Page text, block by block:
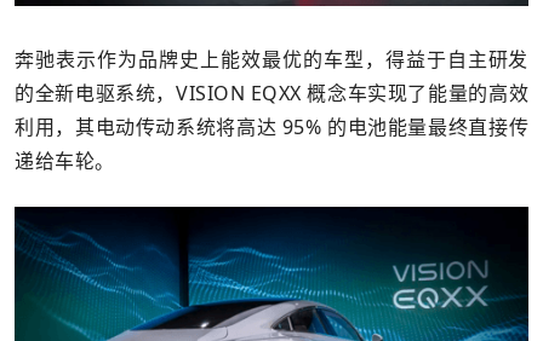
奔驰表示作为品牌史上能效最优的车型，得益于自主研发
的全新电驱系统，VISION EQXX 概念车实现了能量的高效
利用，其电动传动系统将高达 95% 的电池能量最终直接传
递给车轮。